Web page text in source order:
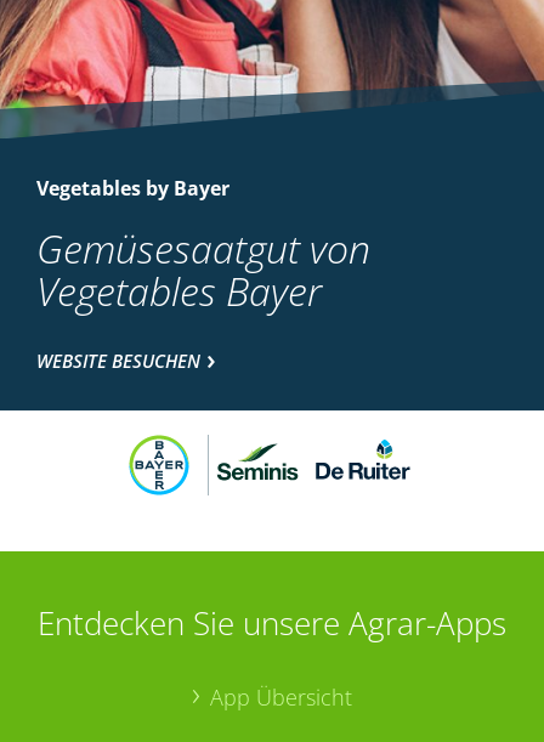
Vegetables by Bayer
Gemüsesaatgut von
Vegetables Bayer
WEBSITE BESUCHEN
Entdecken Sie unsere Agrar-Apps
App Übersicht